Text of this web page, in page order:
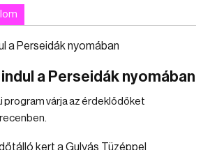
a Perseidák nyomában
program várja az érdeklődőket